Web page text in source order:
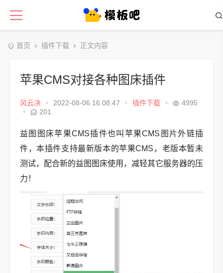
首页 插件下载 正文内容
苹果CMS对接各种图床插件
风云决 • 2022-08-06 16:08:47 • 插件下载 •
4995
•
201
益图图床苹果CMS插件也叫苹果CMS图片外链插
件，本插件支持最新版本的苹果CMS，老版本暂未
测试，配合新的益图图床使用，减轻其它服务器的压
力！